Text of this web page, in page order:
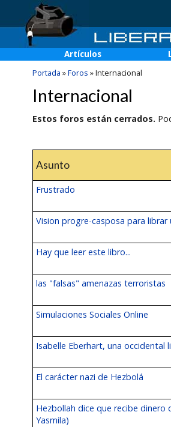
Artículos
Portada »Foros »Internacional
Internacional
Estos foros están cerrados.
Asunto
Frustrado
Vision progre-casposa para librar
Hay que leer este libro...
las "falsas" amenazas terroristas
Simulaciones Sociales Online
Isabelle Eberhart, una occidental
El carácter nazi de Hezbolá
Hezbollah dice que recibe dinero
Yasmila)